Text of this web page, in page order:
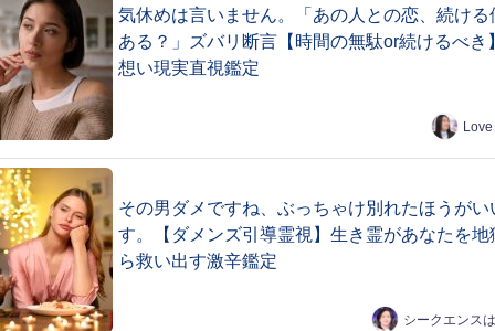
気休めは言いません。「あの人との恋、続ける
ある？」ズバリ断言【時間の無駄or続けるべき
想い現実直視鑑定
その男ダメですね、ぶっちゃけ別れたほうがい
す。【ダメンズ引導霊視】生き霊があなたを地
ら救い出す激辛鑑定
シークエンス